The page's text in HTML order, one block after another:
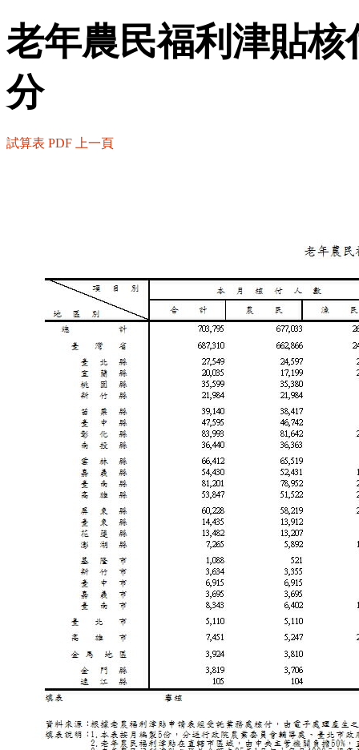
老年農民福利津貼
分
試算表 PDF 上一頁